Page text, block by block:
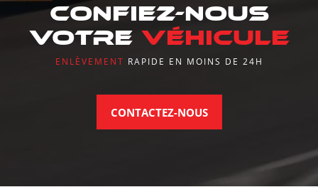
CONFIEZ-NOUS
VOTRE VÉHICULE
ENLÈVEMENT RAPIDE EN MOINS DE 24H
CONTACTEZ-NOUS